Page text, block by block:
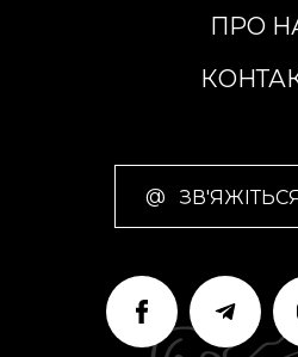
ПРО
@